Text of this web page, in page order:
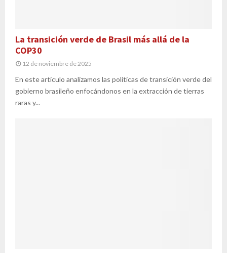
La transición verde de Brasil más allá de la
COP30
12 de noviembre de 2025
En este artículo analizamos las políticas de transición verde del
gobierno brasileño enfocándonos en la extracción de tierras
raras y...